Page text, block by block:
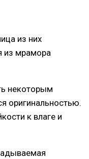
из них
из мрамора
некоторым
оригинальностью.
к влаге и